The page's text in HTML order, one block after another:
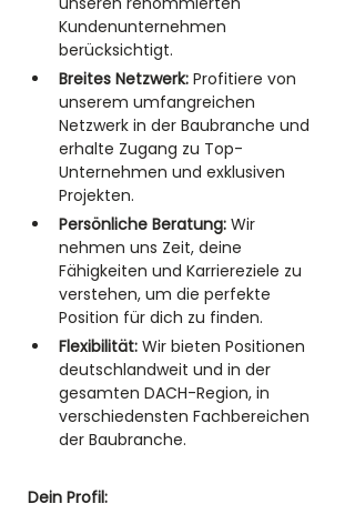
Kundenunternehmen
berücksichtigt.
Breites Netzwerk: Profitiere von
unserem umfangreichen
Netzwerk in der Baubranche und
erhalte Zugang zu Top-
Unternehmen und exklusiven
Projekten.
Persönliche Beratung: Wir
nehmen uns Zeit, deine
Fähigkeiten und Karriereziele zu
verstehen, um die perfekte
Position für dich zu finden.
Flexibilität: Wir bieten Positionen
deutschlandweit und in der
gesamten DACH-Region, in
verschiedensten Fachbereichen
der Baubranche.
Dein Profil: